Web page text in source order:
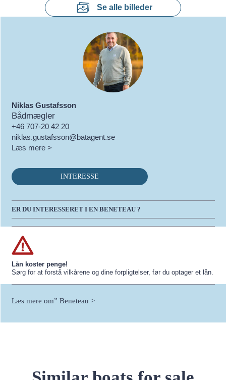
Se alle billeder
Niklas Gustafsson
Bådmægler
+46 707-20 42 20
niklas.gustafsson@batagent.se
Læs mere >
INTERESSE
ER DU INTERESSERET I EN BENETEAU ?
Lån koster penge!
Sørg for at forstå vilkårene og dine forpligtelser, før du optager et lån.
Læs mere om” Beneteau >